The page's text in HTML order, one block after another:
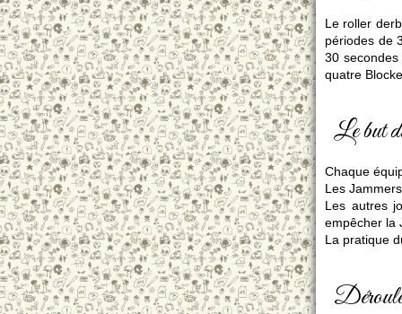
Le roller
périodes de
30
quatre
Le but
Chaque
Les
Les autres
empêcher la
La pratique